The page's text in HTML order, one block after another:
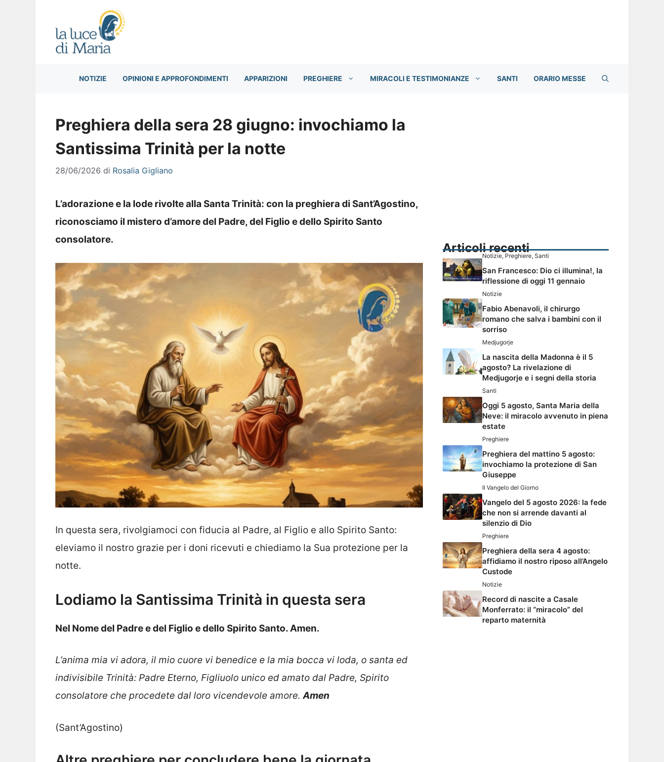
NOTIZIE OPINIONI E APPROFONDIMENTI APPARIZIONI PREGHIERE MIRACOLI E TESTIMONIANZE SANTI ORARIO MESSE
Preghiera della sera 28 giugno: invochiamo la
Santissima Trinità per la notte
28/06/2026 di Rosalia Gigliano
L’adorazione e la lode rivolte alla Santa Trinità: con la preghiera di Sant’Agostino,
riconosciamo il mistero d’amore del Padre, del Figlio e dello Spirito Santo
consolatore.
In questa sera, rivolgiamoci con fiducia al Padre, al Figlio e allo Spirito Santo:
eleviamo il nostro grazie per i doni ricevuti e chiediamo la Sua protezione per la
notte.
Lodiamo la Santissima Trinità in questa sera
Nel Nome del Padre e del Figlio e dello Spirito Santo. Amen.
L’anima mia vi adora, il mio cuore vi benedice e la mia bocca vi loda, o santa ed
indivisibile Trinità: Padre Eterno, Figliuolo unico ed amato dal Padre, Spirito
consolatore che procedete dal loro vicendevole amore.Amen
(Sant’Agostino)
Articoli recenti
Notizie, Preghiere, Santi
San Francesco: Dio ci illumina!, la
riflessione di oggi 11 gennaio
Notizie
Fabio Abenavoli, il chirurgo
romano che salva i bambini con il
sorriso
Medjugorje
La nascita della Madonna è il 5
agosto? La rivelazione di
Medjugorje e i segni della storia
Santi
Oggi 5 agosto, Santa Maria della
Neve: il miracolo avvenuto in piena
estate
Preghiere
Preghiera del mattino 5 agosto:
invochiamo la protezione di San
Giuseppe
Il Vangelo del Giorno
Vangelo del 5 agosto 2026: la fede
che non si arrende davanti al
silenzio di Dio
Preghiere
Preghiera della sera 4 agosto:
affidiamo il nostro riposo all’Angelo
Custode
Notizie
Record di nascite a Casale
Monferrato: il “miracolo” del
reparto maternità